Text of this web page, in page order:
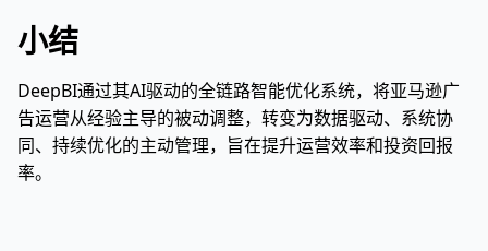
小结
DeepBI通过其AI驱动的全链路智能优化系统，将亚马逊广
告运营从经验主导的被动调整，转变为数据驱动、系统协
同、持续优化的主动管理，旨在提升运营效率和投资回报
率。